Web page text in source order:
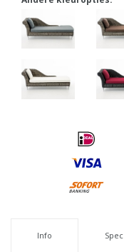
Info Spec